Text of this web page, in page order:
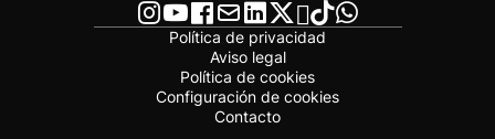
Política de privacidad
Aviso legal
Política de cookies
Configuración de cookies
Contacto